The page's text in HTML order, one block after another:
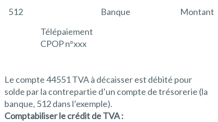
512 Banque
Montant
Télépaiement
CPOP n°xxx
Le compte 44551 TVA à décaisser est débité pour
solde par la contrepartie d’un compte de trésorerie (la
banque, 512 dans l’exemple).
Comptabiliser le crédit de TVA :